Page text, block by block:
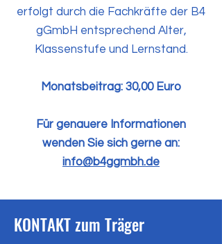
erfolgt durch die Fachkräfte der B4
gGmbH entsprechend Alter,
Klassenstufe und Lernstand.
Monatsbeitrag: 30,00 Euro
Für genauere Informationen
wenden Sie sich gerne an:
info@b4ggmbh.de
KONTAKT zum Träger